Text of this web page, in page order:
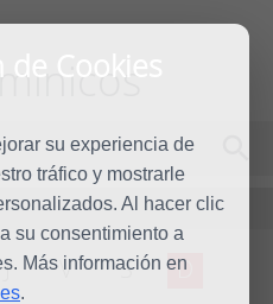
Cookies
su experiencia de
tráfico y mostrarle
Al hacer clic
su consentimiento a
Más información en
.
J V S D